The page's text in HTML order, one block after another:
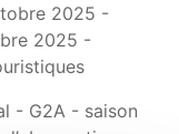
2025 -
2025 -
- G2A - saison